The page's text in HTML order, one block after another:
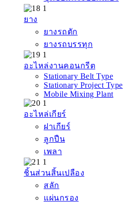
ยาง
ยางรถตัก
ยางรถบรรทุก
อะไหล่งานคอนกรีต
Stationary Belt Type
Stationary Project Type
Mobile Mixing Plant
อะไหล่เกียร์
ฝาเกียร์
ลูกปืน
เพลา
ชิ้นส่วนสิ้นเปลือง
สลัก
แผ่นกรอง